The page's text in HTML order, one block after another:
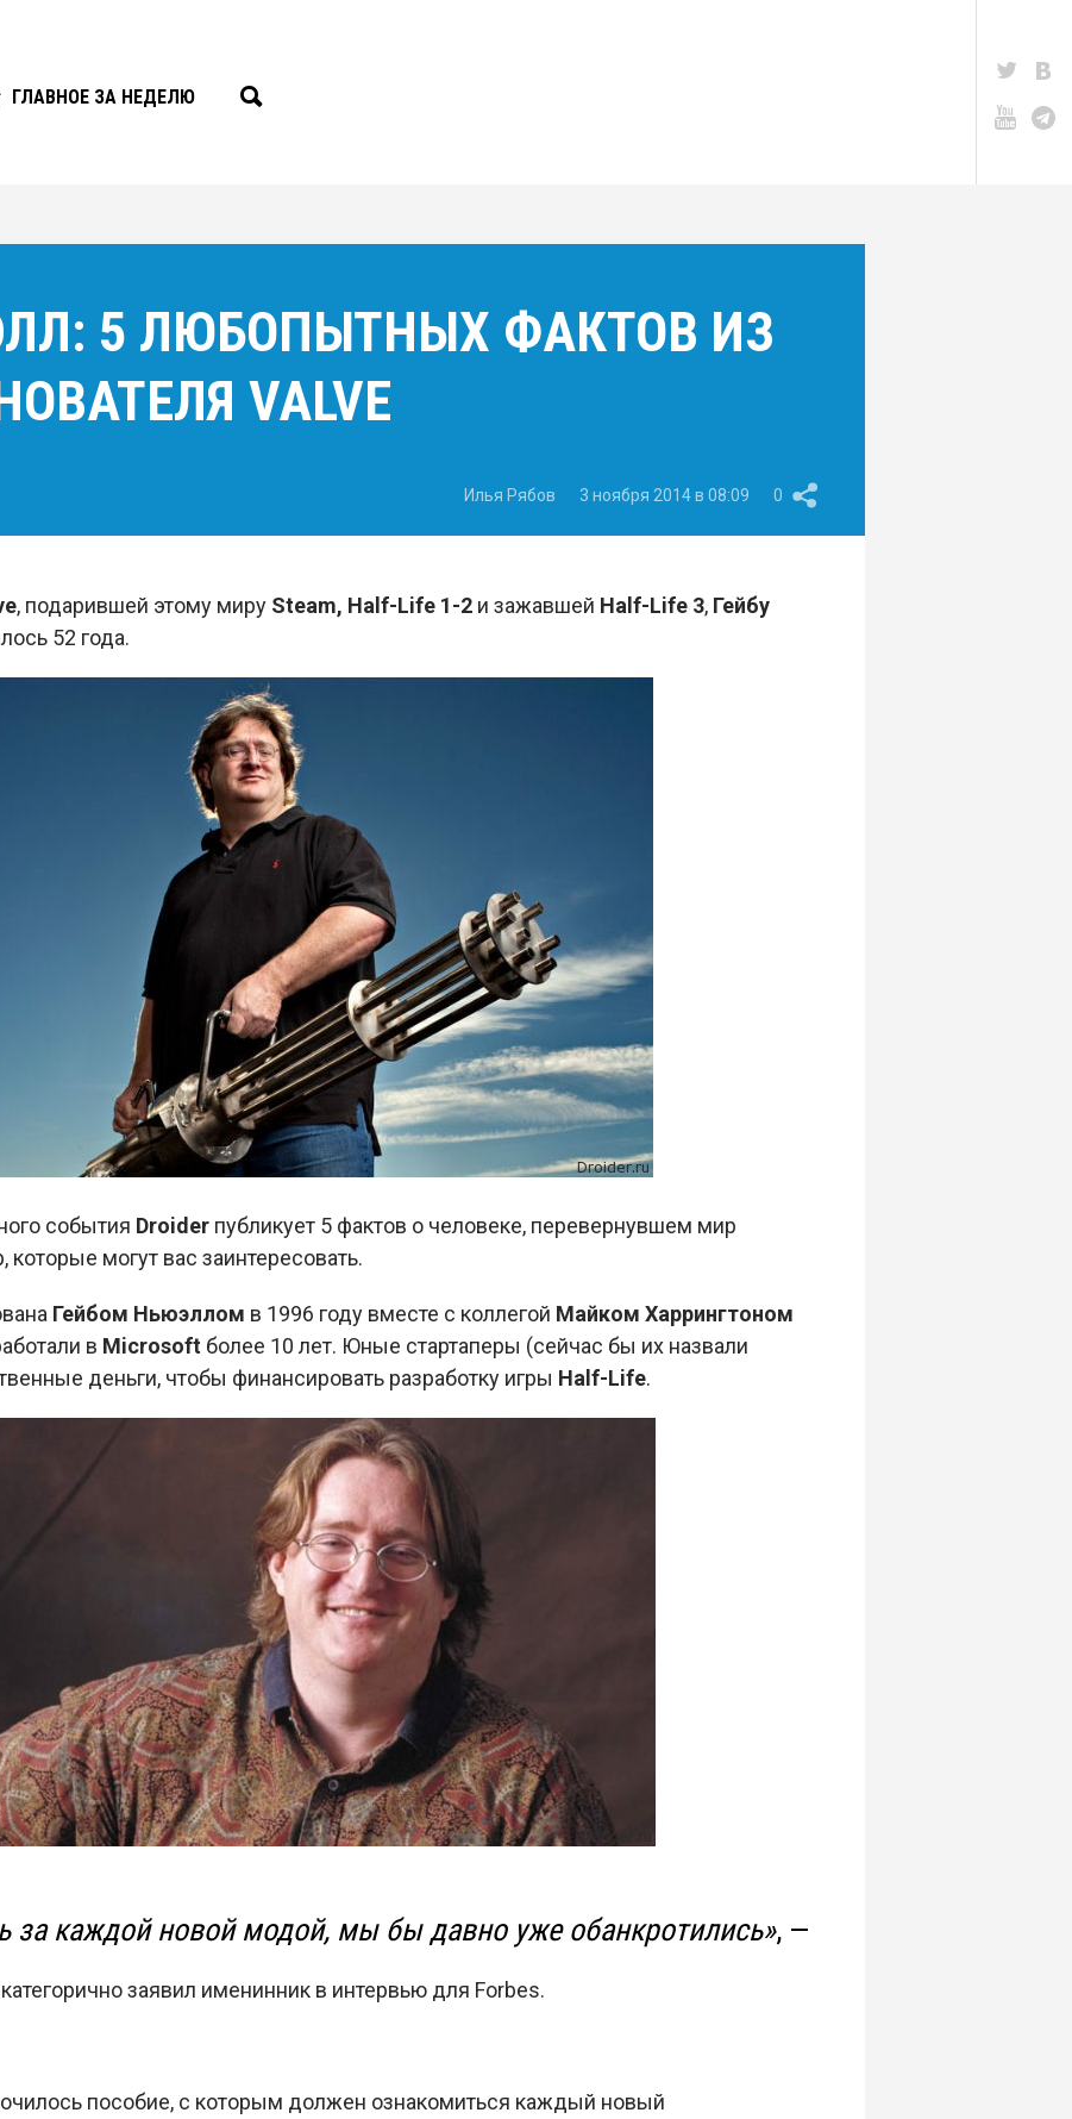
ГЛАВНОЕ ЗА НЕДЕЛЮ
5 ЛЮБОПЫТНЫХ ФАКТОВ ИЗ
VALVE
Илья Рябов 3 ноября 2014 в 08:09 0
, подарившей этому миру Steam, Half-Life 1-2и зажавшей Half-Life 3, Гейбу
52 года.
события Droiderпубликует 5 фактов о человеке, перевернувшем мир
могут вас заинтересовать.
Гейбом Ньюэллом в 1996 году вместе с коллегой Майком Харрингтоном
в Microsoftболее 10 лет. Юные стартаперы (сейчас бы их назвали
деньги, чтобы финансировать разработку игры Half-Life.
за каждой новой модой, мы бы давно уже обанкротились», —
категорично заявил именинник в интервью для Forbes.
пособие, с которым должен ознакомиться каждый новый